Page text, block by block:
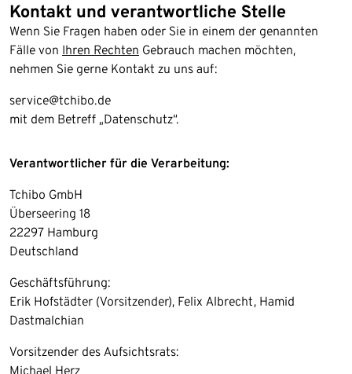
Kontakt und verantwortliche Stelle
Wenn Sie Fragen haben oder Sie in einem der genannten
Fälle von Ihren Rechten Gebrauch machen möchten,
nehmen Sie gerne Kontakt zu uns auf:
service@tchibo.de
mit dem Betreff „Datenschutz“.
Verantwortlicher für die Verarbeitung:
Tchibo GmbH
Überseering 18
22297 Hamburg
Deutschland
Geschäftsführung:
Erik Hofstädter (Vorsitzender), Felix Albrecht, Hamid
Dastmalchian
Vorsitzender des Aufsichtsrats:
Michael Herz